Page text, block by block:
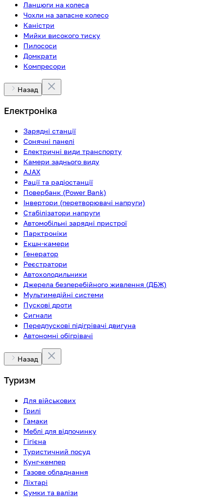
Ланцюги на колеса
Чохли на запасне колесо
Каністри
Мийки високого тиску
Пилососи
Домкрати
Компресори
Назад
Електроніка
Зарядні станції
Сонячні панелі
Електричні види транспорту
Камери заднього виду
AJAX
Рації та радіостанції
Повербанк (Power Bank)
Інвертори (перетворювачі напруги)
Стабілізатори напруги
Автомобільні зарядні пристрої
Парктроніки
Екшн-камери
Генератор
Реєстратори
Автохолодильники
Джерела безперебійного живлення (ДБЖ)
Мультимедійні системи
Пускові дроти
Сигнали
Передпускові підігрівачі двигуна
Автономні обігрівачі
Назад
Туризм
Для військових
Грилі
Гамаки
Меблі для відпочинку
Гігієна
Туристичний посуд
Кунг-кемпер
Газове обладнання
Ліхтарі
Сумки та валізи